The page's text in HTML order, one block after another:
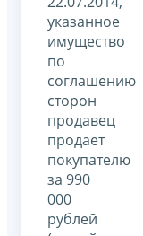
указанное
имущество
по
соглашению
сторон
продавец
продает
покупателю
за 990
000
рублей